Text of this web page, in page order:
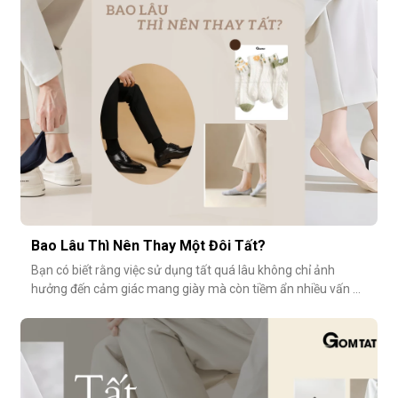
tưởng cho những ngày dài tại văn phòng.Khi đôi chân “lên
tiếng” s
Bao Lâu Thì Nên Thay Một Đôi Tất?
Bạn có biết rằng việc sử dụng tất quá lâu không chỉ ảnh
hưởng đến cảm giác mang giày mà còn tiềm ẩn nhiều vấn đề
Cùng GOMTAT tìm hiểu nhé.Tuổi thọ trung bình của một đôi
tất là bao lâu?Trung bình, một đôi tất sử dụng thường xuyên